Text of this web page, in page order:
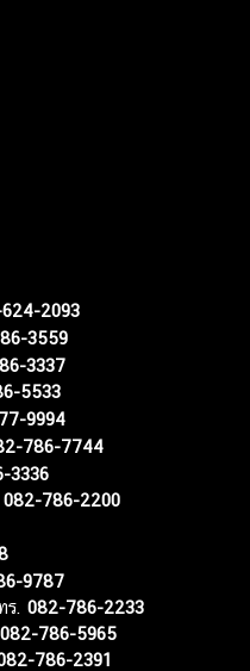
2093
3559
3337
5533
9994
786-7744
3336
082-786-2200
9787
. 082-786-2233
082-786-5965
786-2391